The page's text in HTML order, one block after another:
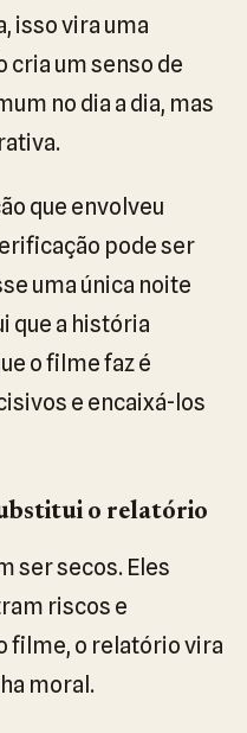
isso vira uma
cria um senso de
no dia a dia, mas
que envolveu
pode ser
uma única noite
que a história
o filme faz é
e encaixá-los
o relatório
ser secos. Eles
riscos e
filme, o relatório vira
moral.